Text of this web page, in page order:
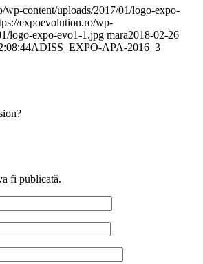
wp-content/uploads/2017/01/logo-expo-
expoevolution.ro/wp-
logo-expo-evo1-1.jpg mara2018-02-26
ADISS_EXPO-APA-2016_3
fi publicată.